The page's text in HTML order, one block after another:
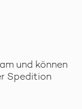
und können
Spedition